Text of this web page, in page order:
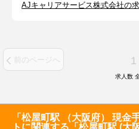
AJキャリアサービス株式会社の
前のページへ 1
求人数
「松屋町駅 （大阪府） 現金
トに関連する「松屋町駅 (大